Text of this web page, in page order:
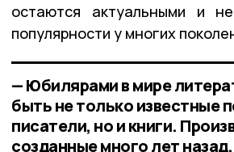
остаются актуальными и
популярности у многих
— Юбилярами в мире
быть не только известные
писатели, но и книги.
созданные много лет